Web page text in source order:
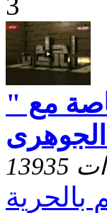
- حلقة خاصة مع "
بالحرية